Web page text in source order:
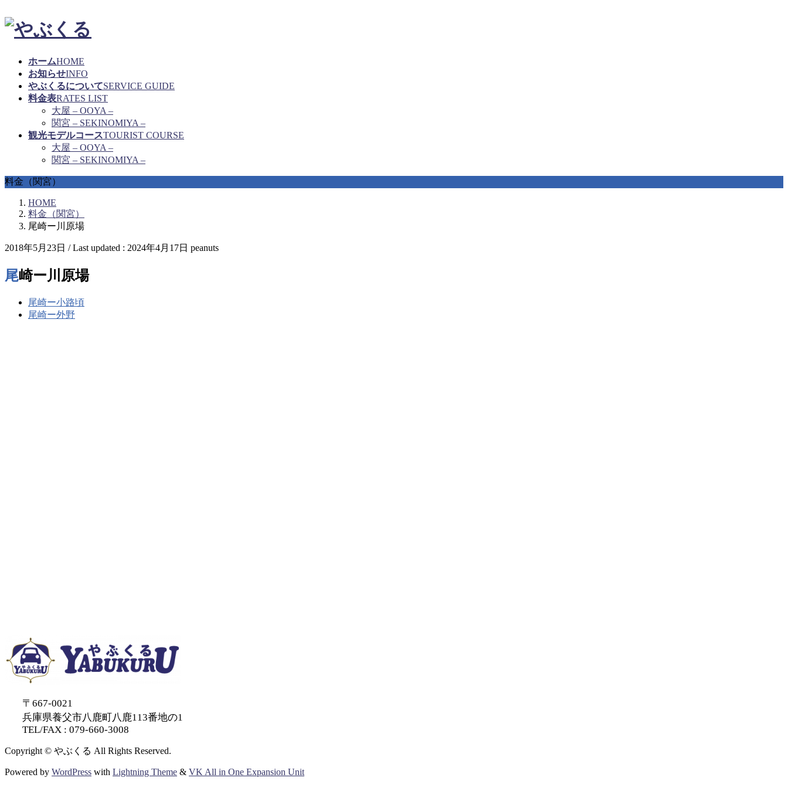
ホームHOME
お知らせINFO
やぶくるについてSERVICE GUIDE
料金表RATES LIST
大屋 – OOYA –
関宮 – SEKINOMIYA –
観光モデルコースTOURIST COURSE
大屋 – OOYA –
関宮 – SEKINOMIYA –
料金（関宮）
HOME
料金（関宮）
尾崎ー川原場
2018年5月23日 / Last updated : 2024年4月17日 peanuts
尾崎ー川原場
尾崎ー小路頃
尾崎ー外野
〒667-0021
兵庫県養父市八鹿町八鹿113番地の1
TEL/FAX : 079-660-3008
Copyright © やぶくる All Rights Reserved.
Powered by WordPress with Lightning Theme & VK All in One Expansion Unit